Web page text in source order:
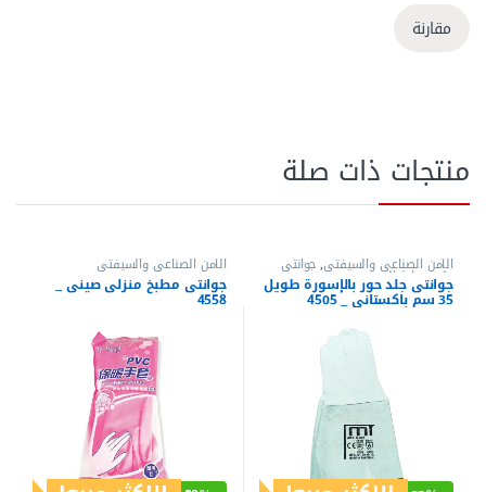
مقارنة
منتجات ذات صلة
الأمن الصناعي والسيفتي,جوانتي
جلد,حماية اليدين
جوانتى جلد حور بالإسورة طويل
35 سم باكستانى _ 4505
الأمن الصناعي والسيفتي
جوانتى مطبخ منزلى صينى _
4558